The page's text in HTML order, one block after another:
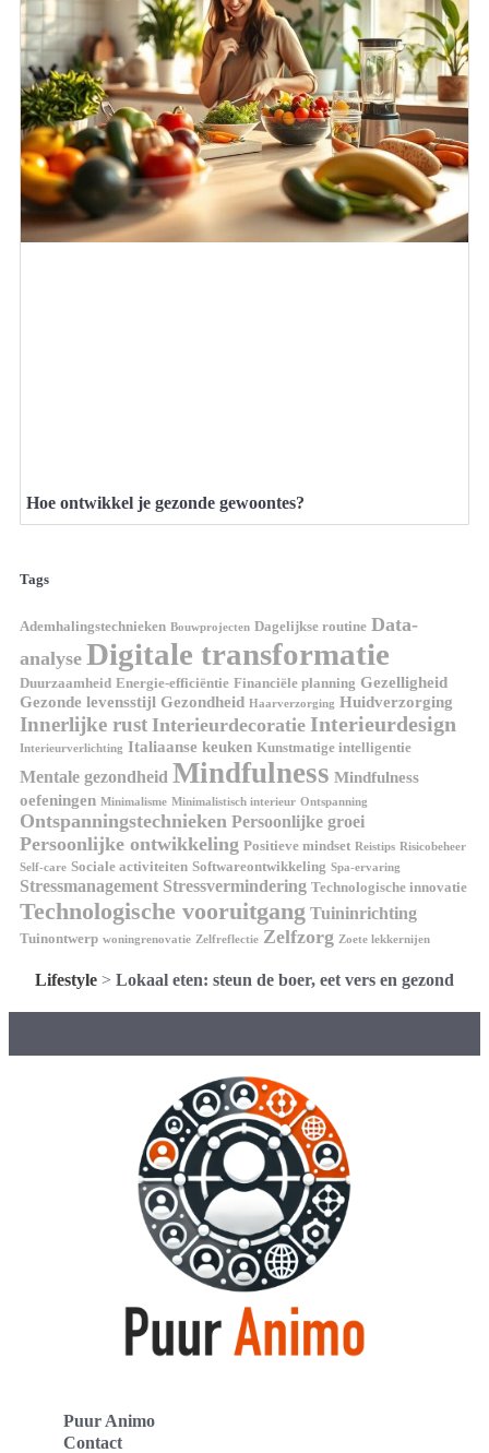
Hoe ontwikkel je gezonde gewoontes?
Tags
Ademhalingstechnieken Bouwprojecten Dagelijkse routine Data-
analyse Digitale transformatie
Duurzaamheid Energie-efficiëntie Financiële planning Gezelligheid
Gezonde levensstijl Gezondheid Haarverzorging Huidverzorging
Innerlijke rust Interieurdecoratie Interieurdesign
Interieurverlichting Italiaanse keuken Kunstmatige intelligentie
Mentale gezondheid Mindfulness Mindfulness
oefeningen Minimalisme Minimalistisch interieur Ontspanning
Ontspanningstechnieken Persoonlijke groei
Persoonlijke ontwikkeling Positieve mindset Reistips Risicobeheer
Self-care Sociale activiteiten Softwareontwikkeling Spa-ervaring
Stressmanagement Stressvermindering Technologische innovatie
Technologische vooruitgang Tuininrichting
Tuinontwerp woningrenovatie Zelfreflectie Zelfzorg Zoete lekkernijen
Lifestyle > Lokaal eten: steun de boer, eet vers en gezond
Puur Animo
Contact